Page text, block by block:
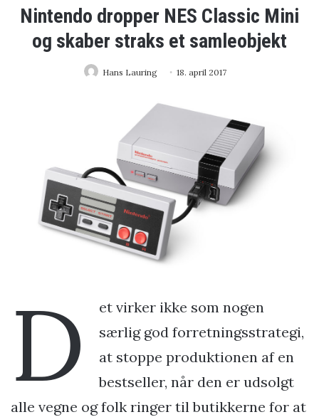
Nintendo dropper NES Classic Mini
og skaber straks et samleobjekt
Hans Lauring 18. april 2017
D
et virker ikke som nogen
særlig god forretningsstrategi,
at stoppe produktionen af en
bestseller, når den er udsolgt
alle vegne og folk ringer til butikkerne for at